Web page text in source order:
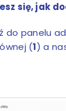
się, jak
do panelu
(1) a